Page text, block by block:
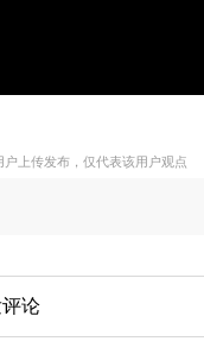
上传发布，仅代表该用户观点
论